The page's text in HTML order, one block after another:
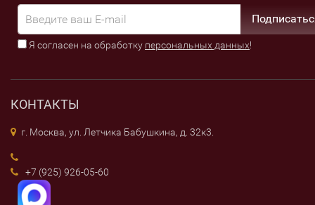
Я согласен на обработку персональных данных!
КОНТАКТЫ
г. Москва, ул. Летчика Бабушкина, д. 32к3.
+7 (925) 926-05-60